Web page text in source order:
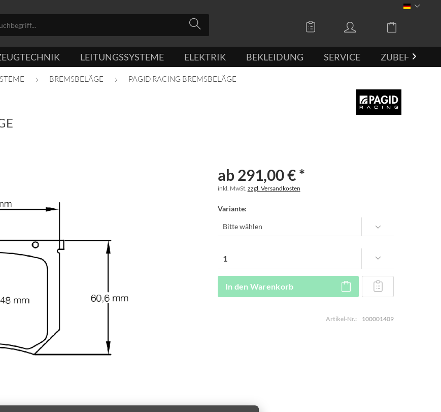
DEUTSCH
LEITUNGSSYSTEME ELEKTRIK BEKLEIDUNG SERVICE ZUBEHÖR

BREMSBELÄGE PAGID RACING BREMSBELÄGE
ab 291,00 € *
inkl. MwSt. zzgl. Versandkosten
Variante:
In den Warenkorb
Artikel-Nr.: 100001409